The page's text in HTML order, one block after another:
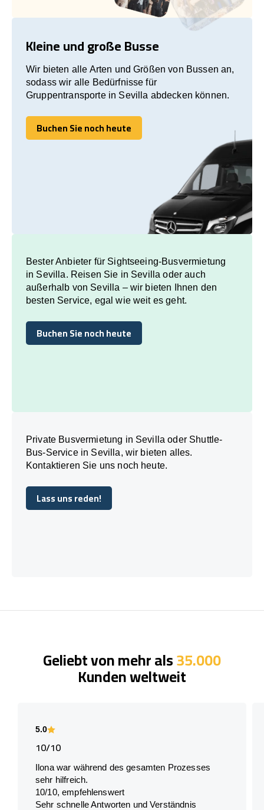
Kleine und große Busse
Wir bieten alle Arten und Größen von Bussen an,
sodass wir alle Bedürfnisse für
Gruppentransporte in Sevilla abdecken können.
Buchen Sie noch heute
Buchen Sie noch heute
Bester Anbieter für Sightseeing-Busvermietung
in Sevilla. Reisen Sie in Sevilla oder auch
außerhalb von Sevilla – wir bieten Ihnen den
besten Service, egal wie weit es geht.
Buchen Sie noch heute
Buchen Sie noch heute
Private Busvermietung in Sevilla oder Shuttle-
Bus-Service in Sevilla, wir bieten alles.
Kontaktieren Sie uns noch heute.
Lass uns reden!
Lass uns reden!
Geliebt von mehr als35.000
Kunden weltweit
5.0
10/10
Ilona war während des gesamten Prozesses
sehr hilfreich.
10/10, empfehlenswert
Sehr schnelle Antworten und Verständnis